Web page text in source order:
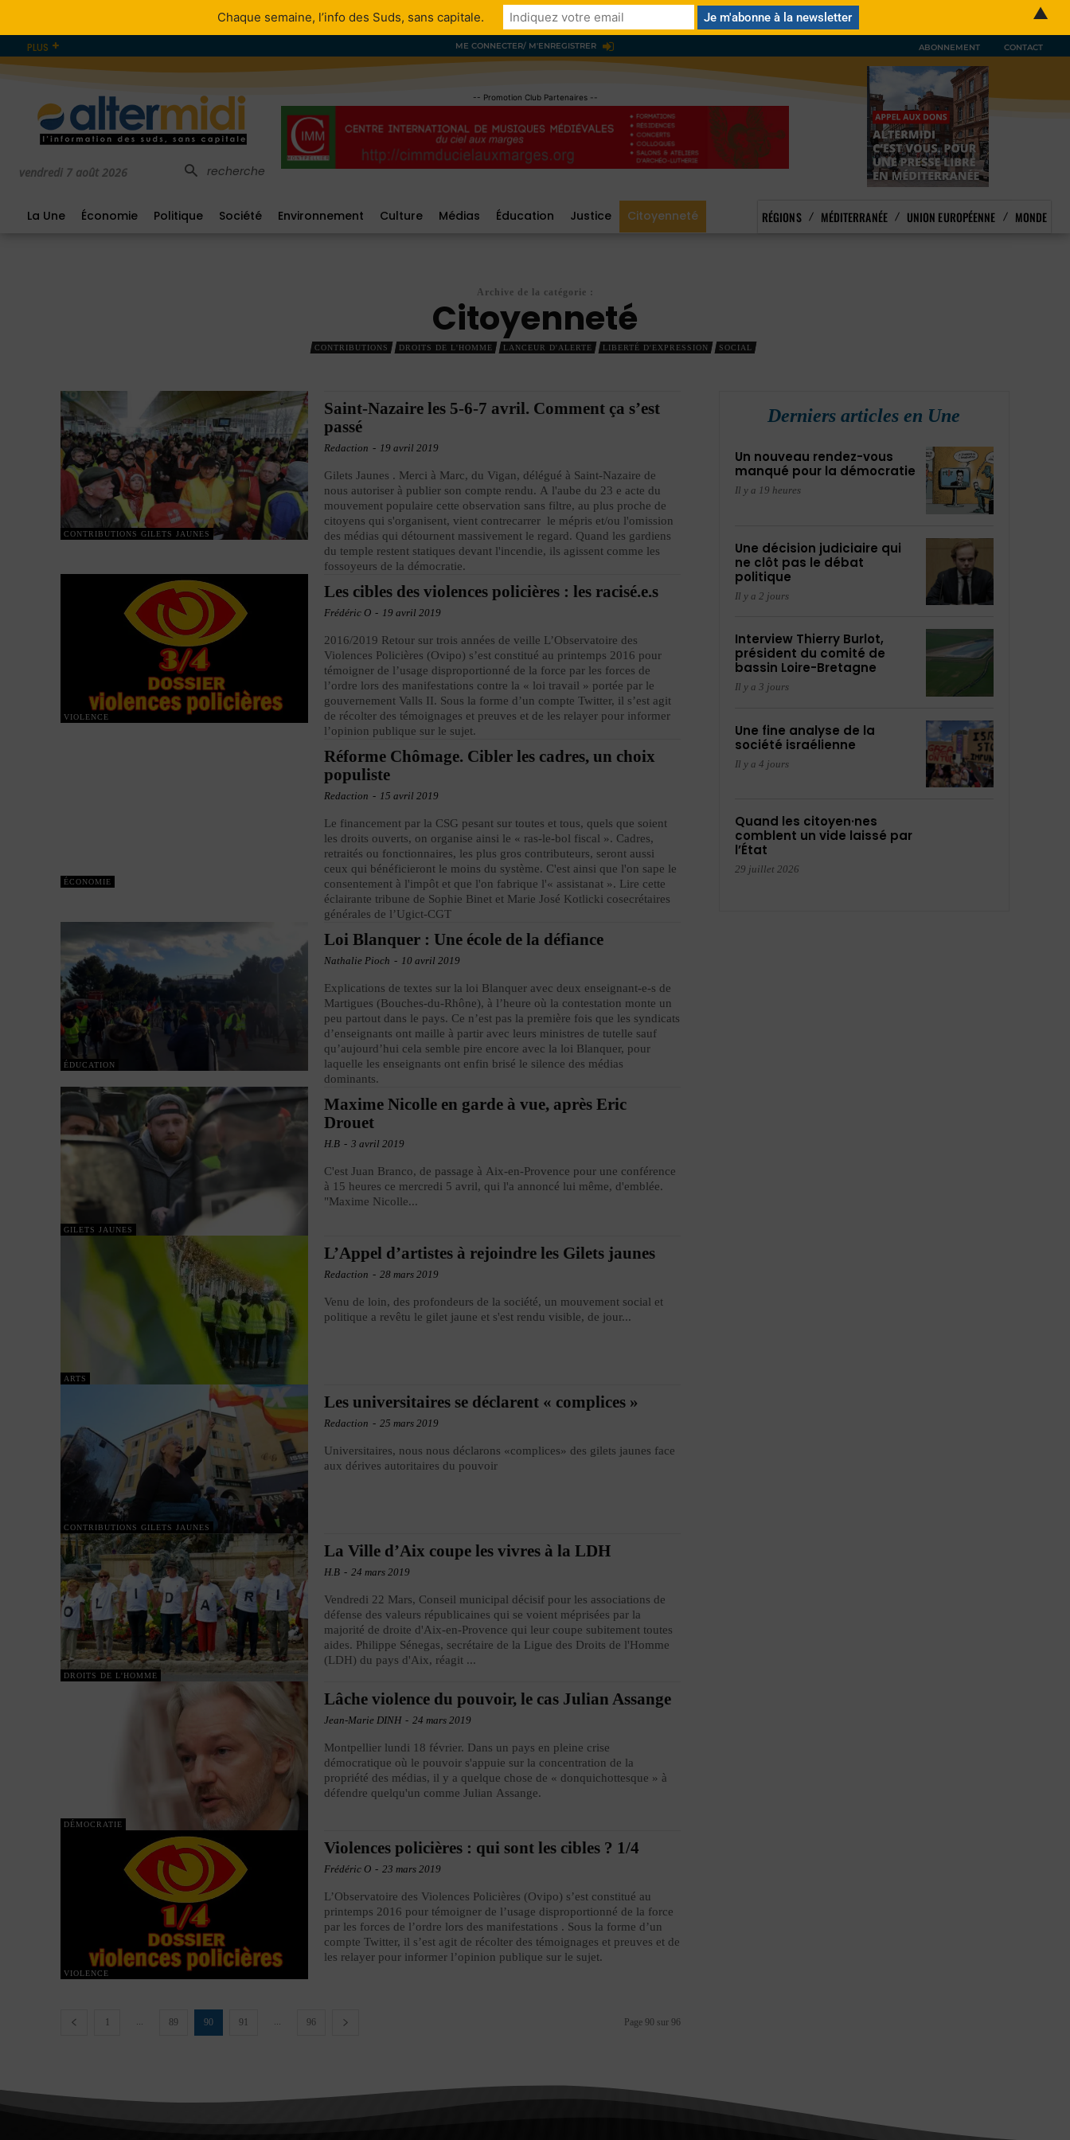
PLUS ME CONNECTER/ M'ENREGISTRER ABONNEMENT CONTACT
vendredi 7 août 2026 recherche
-- Promotion Club Partenaires --
La Une Économie Politique Société Environnement Culture Médias Éducation Justice Citoyenneté RÉGIONS MÉDITERRANÉE UNION EUROPÉENNE MONDE
Archive de la catégorie :
Citoyenneté
CONTRIBUTIONS DROITS DE L'HOMME LANCEUR D'ALERTE LIBERTÉ D'EXPRESSION SOCIAL
CONTRIBUTIONS GILETS JAUNES
Saint-Nazaire les 5-6-7 avril. Comment ça s’est
passé
Redaction - 19 avril 2019
Gilets Jaunes . Merci à Marc, du Vigan, délégué à Saint-Nazaire de
nous autoriser à publier son compte rendu. A l'aube du 23 e acte du
mouvement populaire cette observation sans filtre, au plus proche de
citoyens qui s'organisent, vient contrecarrer le mépris et/ou l'omission
des médias qui détournent massivement le regard. Quand les gardiens
du temple restent statiques devant l'incendie, ils agissent comme les
fossoyeurs de la démocratie.
VIOLENCE
Les cibles des violences policières : les racisé.e.s
Frédéric O - 19 avril 2019
2016/2019 Retour sur trois années de veille L’Observatoire des
Violences Policières (Ovipo) s’est constitué au printemps 2016 pour
témoigner de l’usage disproportionné de la force par les forces de
l’ordre lors des manifestations contre la « loi travail » portée par le
gouvernement Valls II. Sous la forme d’un compte Twitter, il s’est agit
de récolter des témoignages et preuves et de les relayer pour informer
l’opinion publique sur le sujet.
ÉCONOMIE
Réforme Chômage. Cibler les cadres, un choix
populiste
Redaction - 15 avril 2019
Le financement par la CSG pesant sur toutes et tous, quels que soient
les droits ouverts, on organise ainsi le « ras-le-bol fiscal ». Cadres,
retraités ou fonctionnaires, les plus gros contributeurs, seront aussi
ceux qui bénéficieront le moins du système. C'est ainsi que l'on sape le
consentement à l'impôt et que l'on fabrique l'« assistanat ». Lire cette
éclairante tribune de Sophie Binet et Marie José Kotlicki cosecrétaires
générales de l’Ugict-CGT
ÉDUCATION
Loi Blanquer : Une école de la défiance
Nathalie Pioch - 10 avril 2019
Explications de textes sur la loi Blanquer avec deux enseignant-e-s de
Martigues (Bouches-du-Rhône), à l’heure où la contestation monte un
peu partout dans le pays. Ce n’est pas la première fois que les syndicats
d’enseignants ont maille à partir avec leurs ministres de tutelle sauf
qu’aujourd’hui cela semble pire encore avec la loi Blanquer, pour
laquelle les enseignants ont enfin brisé le silence des médias
dominants.
GILETS JAUNES
Maxime Nicolle en garde à vue, après Eric
Drouet
H.B - 3 avril 2019
C'est Juan Branco, de passage à Aix-en-Provence pour une conférence
à 15 heures ce mercredi 5 avril, qui l'a annoncé lui même, d'emblée.
"Maxime Nicolle...
ARTS
L’Appel d’artistes à rejoindre les Gilets jaunes
Redaction - 28 mars 2019
Venu de loin, des profondeurs de la société, un mouvement social et
politique a revêtu le gilet jaune et s'est rendu visible, de jour...
CONTRIBUTIONS GILETS JAUNES
Les universitaires se déclarent « complices »
Redaction - 25 mars 2019
Universitaires, nous nous déclarons «complices» des gilets jaunes face
aux dérives autoritaires du pouvoir
DROITS DE L'HOMME
La Ville d’Aix coupe les vivres à la LDH
H.B - 24 mars 2019
Vendredi 22 Mars, Conseil municipal décisif pour les associations de
défense des valeurs républicaines qui se voient méprisées par la
majorité de droite d'Aix-en-Provence qui leur coupe subitement toutes
aides. Philippe Sénegas, secrétaire de la Ligue des Droits de l'Homme
(LDH) du pays d'Aix, réagit ...
DÉMOCRATIE
Lâche violence du pouvoir, le cas Julian Assange
Jean-Marie DINH - 24 mars 2019
Montpellier lundi 18 février. Dans un pays en pleine crise
démocratique où le pouvoir s'appuie sur la concentration de la
propriété des médias, il y a quelque chose de « donquichottesque » à
défendre quelqu'un comme Julian Assange.
VIOLENCE
Violences policières : qui sont les cibles ? 1/4
Frédéric O - 23 mars 2019
L’Observatoire des Violences Policières (Ovipo) s’est constitué au
printemps 2016 pour témoigner de l’usage disproportionné de la force
par les forces de l’ordre lors des manifestations . Sous la forme d’un
compte Twitter, il s’est agit de récolter des témoignages et preuves et de
les relayer pour informer l’opinion publique sur le sujet.
... 89 90 91 ... 96 Page 90 sur 96
Derniers articles en Une
Un nouveau rendez-vous
manqué pour la démocratie
Il y a 19 heures
Une décision judiciaire qui
ne clôt pas le débat
politique
Il y a 2 jours
Interview Thierry Burlot,
président du comité de
bassin Loire-Bretagne
Il y a 3 jours
Une fine analyse de la
société israélienne
Il y a 4 jours
Quand les citoyen·nes
comblent un vide laissé par
l’État
29 juillet 2026
Chaque semaine, l’info des Suds, sans capitale. ▲